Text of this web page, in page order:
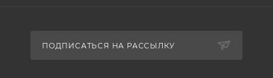
ПОДПИСАТЬСЯ НА РАССЫЛКУ